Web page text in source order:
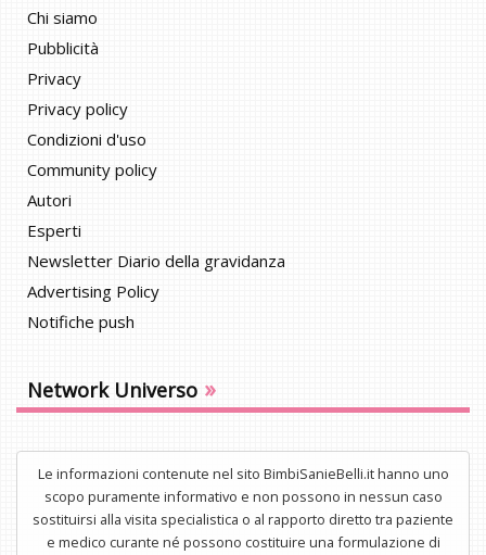
Chi siamo
Pubblicità
Privacy
Privacy policy
Condizioni d'uso
Community policy
Autori
Esperti
Newsletter Diario della gravidanza
Advertising Policy
Notifiche push
Network Universo »
Le informazioni contenute nel sito BimbiSanieBelli.it hanno uno
scopo puramente informativo e non possono in nessun caso
sostituirsi alla visita specialistica o al rapporto diretto tra paziente
e medico curante né possono costituire una formulazione di